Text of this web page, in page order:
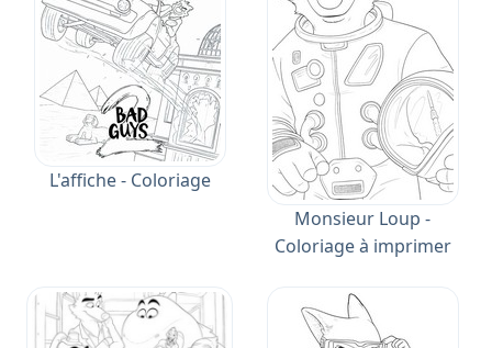
L'affiche - Coloriage
Monsieur Loup -
Coloriage à imprimer